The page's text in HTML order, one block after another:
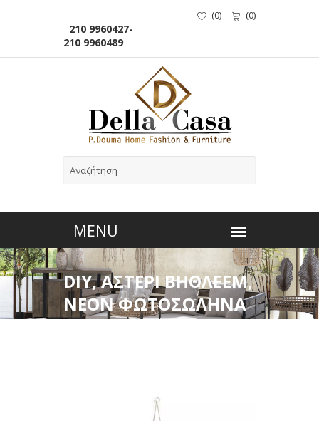
210 9960427-
210 9960489
(0) (0)
DIY, ΑΣΤΕΡΙ ΒΗΘΛΕΕΜ,
ΝΕΟΝ ΦΩΤΟΣΩΛΗΝΑ
75cm, ΕΠΕΚΤΑΣΗ,